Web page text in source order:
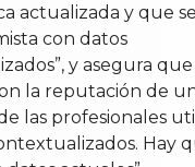
actualizada y que
con datos
y asegura que
la reputación de
las profesionales
Hay